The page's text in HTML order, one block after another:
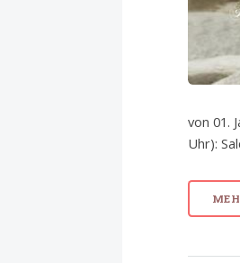
von 01.
Uhr):